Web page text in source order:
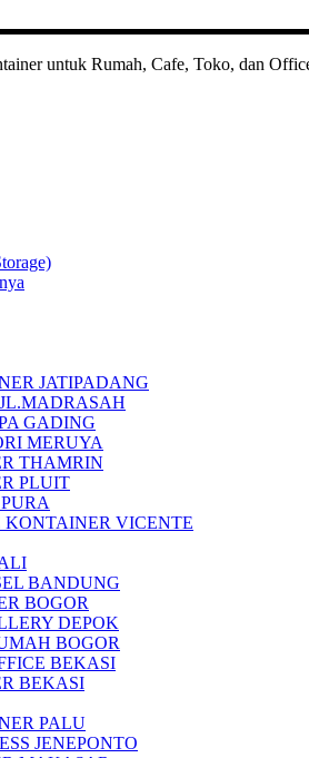
untuk Rumah, Cafe, Toko, dan
JATIPADANG
GADING
MERUYA
THAMRIN
PLUIT
KONTAINER VICENTE
BANDUNG
BOGOR
DEPOK
BOGOR
BEKASI
BEKASI
PALU
JENEPONTO